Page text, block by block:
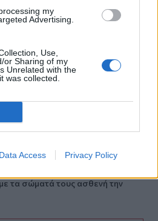
my
Advertising.
Use,
or Sharing of my
Unrelated with the
was collected.
Data Access Privacy Policy
στη ζωή αυτών των
Πόσο μπορεί να χαλαρώσει το
κανόνες για την
τα σώματά τους ασθενή την